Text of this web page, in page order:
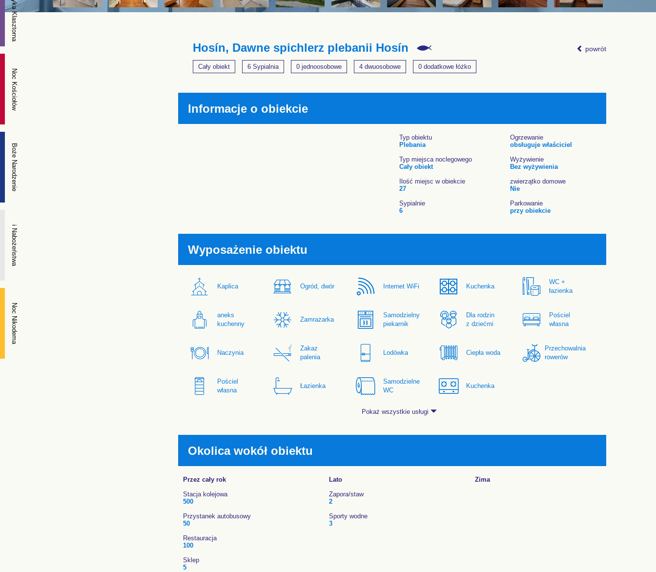
Hosín, Dawne spichlerz plebanii Hosín powrót
Cały obiekt 6 Sypialnia 0 jednoosobowe 4 dwuosobowe 0 dodatkowe łóżko
Informacje o obiekcie
Typ obiektu
Plebania
Typ miejsca noclegowego
Cały obiekt
Ilość miejsc w obiekcie
27
Sypialnie
6
Ogrzewanie
obsługuje właściciel
Wyżywienie
Bez wyżywienia
zwierzątko domowe
Nie
Parkowanie
przy obiekcie
Wyposażenie obiektu
Kaplica Ogród, dwór Internet WiFi Kuchenka
WC +
łazienka
aneks
kuchenny
Zamrażarka
Samodzielny
piekarnik
Dla rodzin
z dziećmi
Pościel
własna
Naczynia
Zakaz
palenia
Lodówka Ciepła woda
Przechowalnia
rowerów
Pościel
własna
Łazienka
Samodzielne
WC
Kuchenka
Pokaż wszystkie usługi
Okolica wokół obiektu
Przez cały rok
Stacja kolejowa
500
Przystanek autobusowy
50
Restauracja
100
Sklep
5
Lato
Zapora/staw
2
Sporty wodne
3
Zima
Noc Nikodema
Noc Kościołów
Boże Narodzenie
i Nabożeństwa